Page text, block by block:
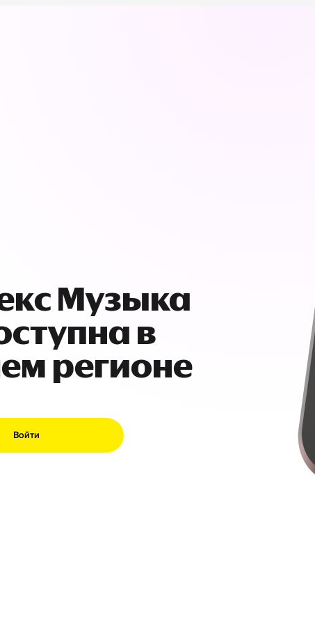
Музыка
в
регионе
Войти